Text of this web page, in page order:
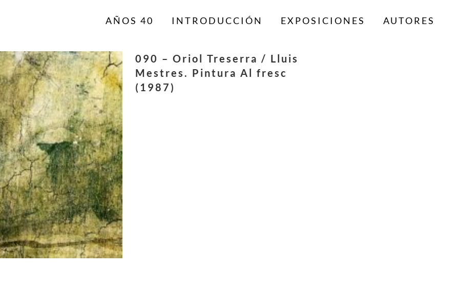
AÑOS 40 INTRODUCCIÓN EXPOSICIONES AUTORES
090 – Oriol Treserra / Lluis
Mestres. Pintura Al fresc
(1987)